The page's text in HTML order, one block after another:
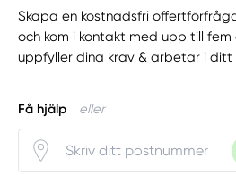
Skapa en kostnadsfri
och kom i kontakt med upp till
uppfyller dina krav & arbetar i ditt
Få hjälp eller